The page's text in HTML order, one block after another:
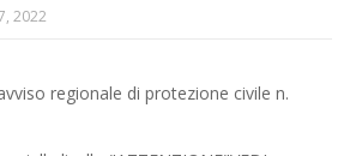
2022
regionale di protezione civile n.